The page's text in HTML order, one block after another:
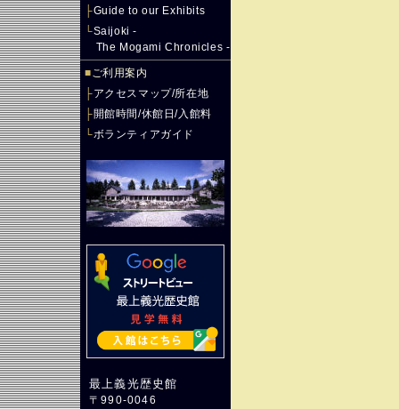
├Guide to our Exhibits
└Saijoki -
The Mogami Chronicles -
■ご利用案内
├アクセスマップ/所在地
├開館時間/休館日/入館料
└ボランティアガイド
最上義光歴史館
〒990-0046